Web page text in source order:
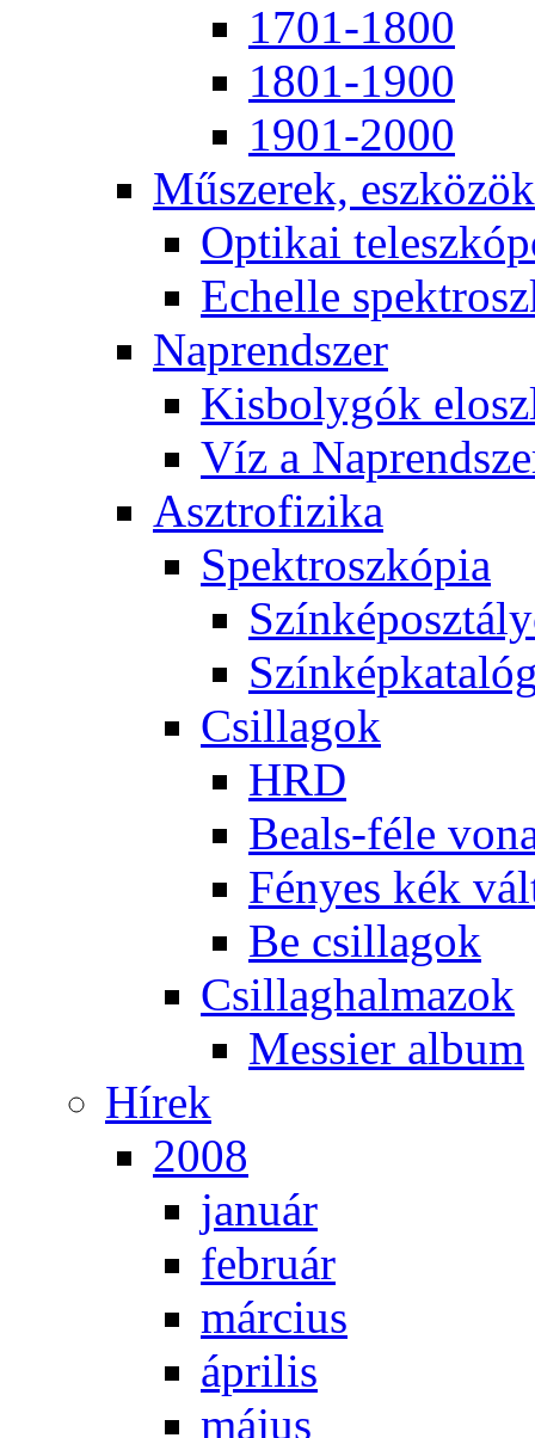
1701-1800
1801-1900
1901-2000
Mű­sze­rek, esz­kö­zök
Op­ti­kai
Echel­le
Nap­rend­szer
Kis­boly­gók
Víz a
Aszt­ro­fi­zi­ka
Spekt­rosz­kó­pia
Csil­la­gok
HRD
Be­als-fé­le
Fé­nyes kék
Be csil­la­gok
Csil­lag­hal­ma­zok
Mes­si­er al­bum
Hí­rek
2008
ja­nu­ár
feb­ru­ár
már­ci­us
áp­ri­lis
má­jus